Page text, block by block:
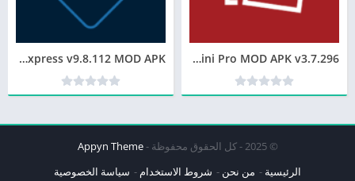
Remini Pro MOD APK v3.7.296
Photoshop Express v9.8.112 MOD APK
© 2025 - كل الحقوق محفوظة -
Appyn Theme
الرئيسية
من نحن شروط الاستخدام
سياسة الخصوصية